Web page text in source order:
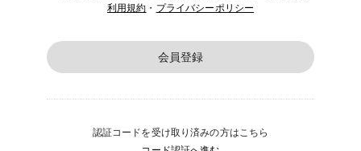
利用規約 ・ プライバシーポリシー
会員登録
認証コードを受け取り済みの方はこちら